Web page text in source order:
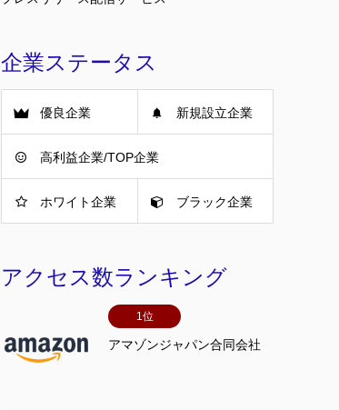
企業ステータス
優良企業 新規設立企業
高利益企業/TOP企業
ホワイト企業 ブラック企業
アクセス数ランキング
1位
アマゾンジャパン合同会社